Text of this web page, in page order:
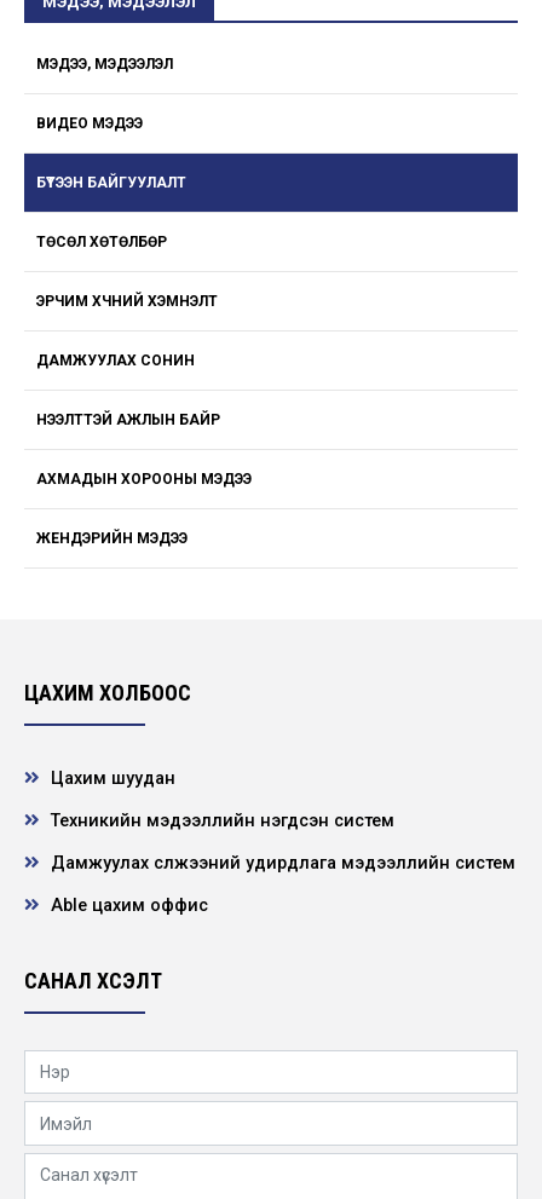
МЭДЭЭ, МЭДЭЭЛЭЛ
ВИДЕО МЭДЭЭ
БҮТЭЭН БАЙГУУЛАЛТ
ТӨСӨЛ ХӨТӨЛБӨР
ЭРЧИМ ХҮЧНИЙ ХЭМНЭЛТ
ДАМЖУУЛАХ СОНИН
НЭЭЛТТЭЙ АЖЛЫН БАЙР
АХМАДЫН ХОРООНЫ МЭДЭЭ
ЖЕНДЭРИЙН МЭДЭЭ
ЦАХИМ ХОЛБООС
Цахим шуудан
Техникийн мэдээллийн нэгдсэн систем
Дамжуулах сүлжээний удирдлага мэдээллийн систем
Able цахим оффис
САНАЛ ХҮСЭЛТ